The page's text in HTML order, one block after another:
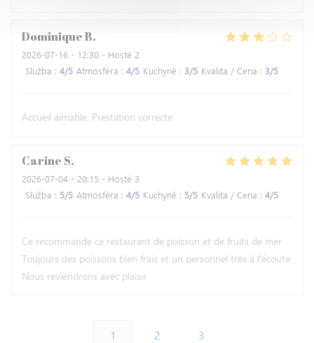
DominiqueB
2026-07-16 - 12:30 - Hosté 2
Služba : 4/5 Atmosféra : 4/5 Kuchyně : 3/5 Kvalita / Cena : 3/5
Accueil aimable. Prestation correcte
Carine S
2026-07-04 - 20:15 - Hosté 3
Služba : 5/5 Atmosféra : 4/5 Kuchyně : 5/5 Kvalita / Cena : 4/5
Ce recommande ce restaurant de poisson et de fruits de mer
Toujours des poissons bien frais et un personnel très à l'écoute
Nous reviendrons avec plaisir
1 2 3